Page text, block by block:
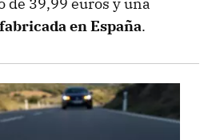
en España.